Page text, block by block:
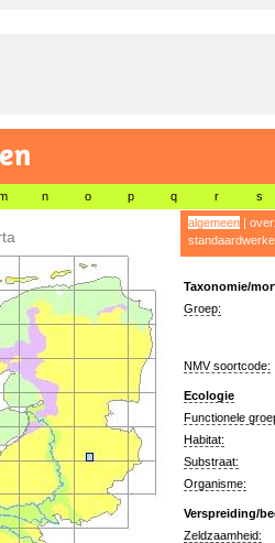
n o p q r s
algemeen|
Taxonomie/
Groep:
NMV soortcode:
Ecologie
Functionele
Habitat:
Substraat:
Organisme:
Verspreiding/
Zeldzaamheid: